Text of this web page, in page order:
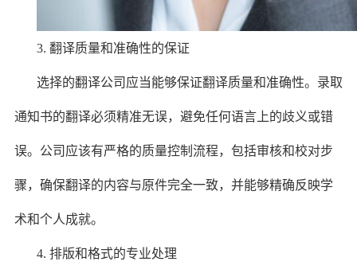
3. 翻译质量和准确性的保证
选择的翻译公司应当能够保证翻译质量和准确性。录取
通知书的翻译必须精准无误，避免任何语言上的歧义或错
误。公司应该有严格的质量控制流程，包括审核和校对步
骤，确保翻译的内容与原件完全一致，并能够精确反映学
术和个人成就。
4. 排版和格式的专业处理